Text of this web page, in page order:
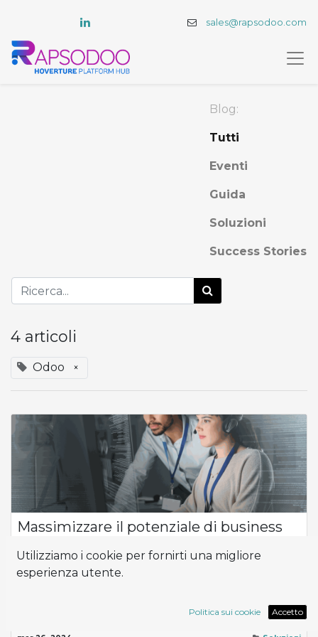
sales@rapsodoo.com
Blog:
Tutti
Eventi
Guida
Soluzioni
Success Stories
4 articoli
Odoo ×
Massimizzare il potenziale di business
un'organizzazione di adattarsi, innovare e ottimizzare i propri
processi. In questo scenario, la tecnologia diventa la forza
Utilizziamo i cookie per fornirti una migliore
esperienza utente.
Politica sui cookie Accetto